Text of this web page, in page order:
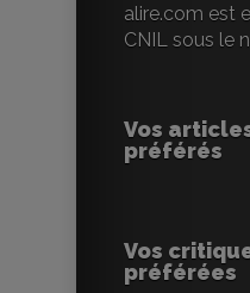
alire.com est
CNIL sous le
Vos
préférés
Vos
préférées